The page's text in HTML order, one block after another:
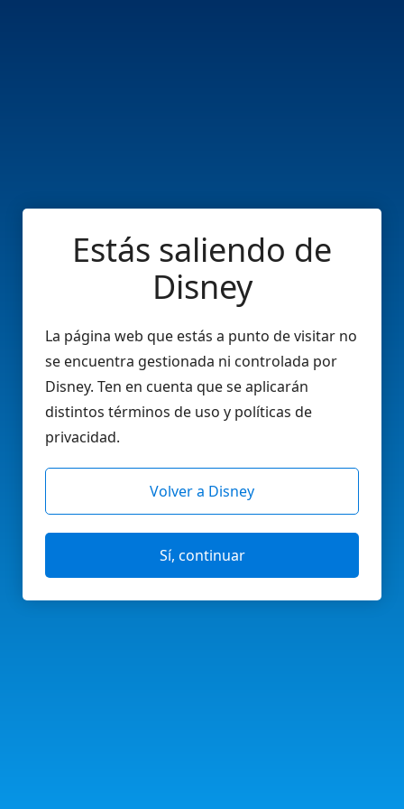
Estás saliendo de
Disney
La página web que estás a punto de visitar no
se encuentra gestionada ni controlada por
Disney. Ten en cuenta que se aplicarán
distintos términos de uso y políticas de
privacidad.
Volver a Disney
Sí, continuar